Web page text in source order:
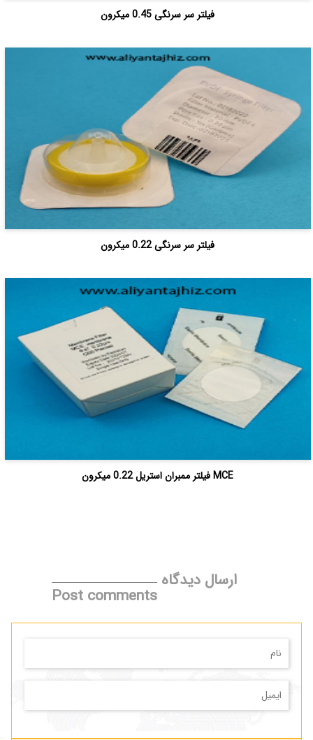
فیلتر سر سرنگی 0.45 میکرون
فیلتر سر سرنگی 0.22 میکرون
MCE فیلتر ممبران استریل 0.22 میکرون
ارسال دیدگاه
Post comments